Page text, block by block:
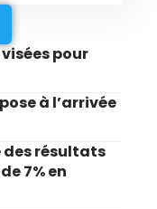
pour
à l’arrivée
des résultats
7% en